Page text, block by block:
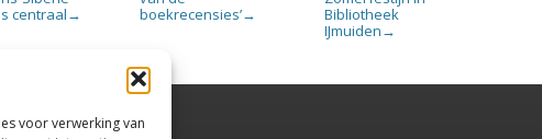
voor verwerking van
centraal →
boekrecensies’→
Bibliotheek
IJmuiden →